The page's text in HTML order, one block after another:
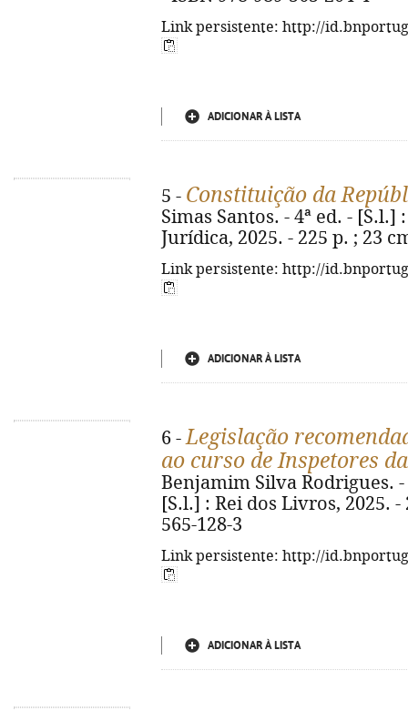
Link persistente: http://
ADICIONAR À LISTA
5 - Constituição da
Simas Santos. - 4ª ed. -
Jurídica, 2025. - 225 p. ; 23
Link persistente: http://
ADICIONAR À LISTA
6 -Legislação
ao curso de Inspetores
Benjamim Silva Rodrigues.
[S.l.] : Rei dos Livros, 2025. -
565-128-3
Link persistente: http://
ADICIONAR À LISTA